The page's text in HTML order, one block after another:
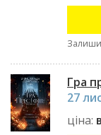
Гра
27
ціна: